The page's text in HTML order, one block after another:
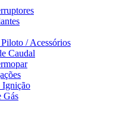
/ Acessórios
Caudal
Ignição
Gás